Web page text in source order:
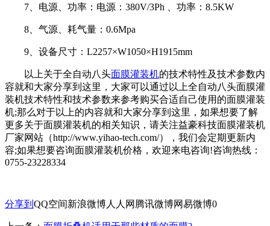
7、电源、功率：电源：380V/3Ph 、功率：8.5KW
8、气源、耗气量：0.6Mpa
9、设备尺寸：L2257×W1050×H1915mm
以上关于全自动八头面膜灌装机的技术特性及技术参数内
容就和大家分享到这里，大家可以通过以上全自动八头面膜灌
装机技术特性和技术参数来参考购买合适自己使用的面膜灌装
机;那么对于以上的内容就和大家分享到这里，如果想要了解
更多关于面膜灌装机的相关知识，请关注益豪科技面膜灌装机
厂家网站（http://www.yihao-tech.com/），我们会定期更新内
容;如果想要咨询面膜灌装机价格，欢迎来电咨询!咨询热线：
0755-23228334
分享到 QQ空间新浪微博人人网 腾讯微博网易微博0